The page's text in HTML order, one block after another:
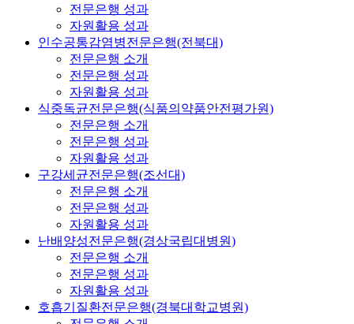
전문은행 성과
자원활용 성과
인수공통감염병전문은행(전북대)
전문은행 소개
전문은행 성과
자원활용 성과
식중독균전문은행(식품의약품안전평가원)
전문은행 소개
전문은행 성과
자원활용 성과
구강세균전문은행(조선대)
전문은행 소개
전문은행 성과
자원활용 성과
난배양성전문은행(경상국립대병원)
전문은행 소개
전문은행 성과
자원활용 성과
호흡기질환전문은행(경북대학교병원)